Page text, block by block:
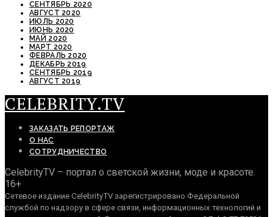
СЕНТЯБРЬ 2020
АВГУСТ 2020
ИЮЛЬ 2020
ИЮНЬ 2020
МАЙ 2020
МАРТ 2020
ФЕВРАЛЬ 2020
ДЕКАБРЬ 2019
СЕНТЯБРЬ 2019
АВГУСТ 2019
CELEBRITY.TV
ЗАКАЗАТЬ РЕПОРТАЖ
О НАС
СОТРУДНИЧЕСТВО
CelebrityTV – портал о светской жизни, моде и красоте.
16+
Сетевое издание CelebrityTV зарегистрировано Федеральной
службой по надзору в сфере связи, информационных технологий и